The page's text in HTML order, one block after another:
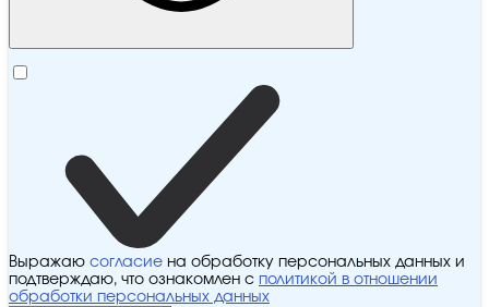
Выражаю согласие на обработку персональных данных и
подтверждаю, что ознакомлен с политикой в отношении
обработки персональных данных